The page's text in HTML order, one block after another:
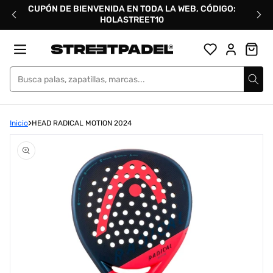
directamente
CUPÓN DE BIENVENIDA EN TODA LA WEB, CÓDIGO:
HOLASTREET10
Street Padel
Inicio HEAD RADICAL MOTION 2024
elemento
multimedia